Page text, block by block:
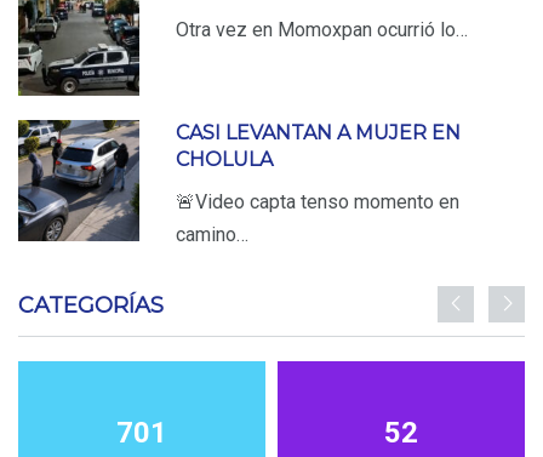
Otra vez en Momoxpan ocurrió lo…
CASI LEVANTAN A MUJER EN
CHOLULA
🚨Video capta tenso momento en
camino…
CATEGORÍAS
701 52